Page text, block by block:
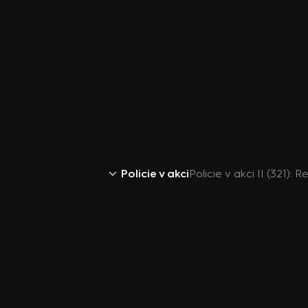
Policie v akciPolicie v akci II (321):